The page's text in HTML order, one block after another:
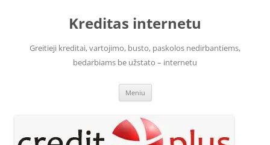
Kreditas internetu
Greitieji kreditai, vartojimo, busto, paskolos nedirbantiems,
bedarbiams be užstato – internetu
Meniu